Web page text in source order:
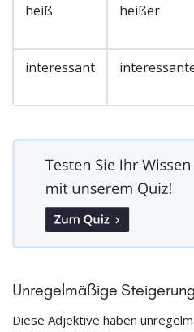
heiß heißer
interessant
Unregelmäßige
Diese Adjektive haben